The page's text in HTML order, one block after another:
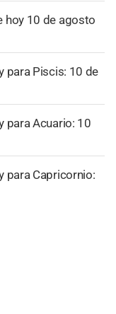
hoy 10 de agosto
para Piscis: 10 de
para Acuario: 10
para Capricornio: